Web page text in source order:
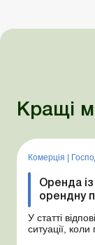
Кращі
Комерція
Оренда
орендну
У статті
ситуації,